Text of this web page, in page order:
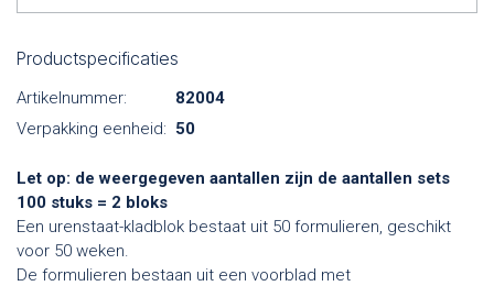
Productspecificaties
Artikelnummer:
82004
Verpakking eenheid: 50
Let op: de weergegeven aantallen zijn de aantallen sets
100 stuks = 2 bloks
Een urenstaat-kladblok bestaat uit 50 formulieren, geschikt
voor 50 weken.
De formulieren bestaan uit een voorblad met